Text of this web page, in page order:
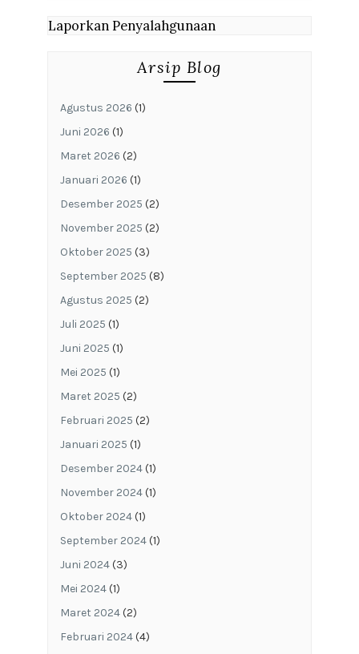
Laporkan Penyalahgunaan
Arsip Blog
Agustus 2026 (1)
Juni 2026 (1)
Maret 2026 (2)
Januari 2026 (1)
Desember 2025 (2)
November 2025 (2)
Oktober 2025 (3)
September 2025 (8)
Agustus 2025 (2)
Juli 2025 (1)
Juni 2025 (1)
Mei 2025 (1)
Maret 2025 (2)
Februari 2025 (2)
Januari 2025 (1)
Desember 2024(1)
November 2024(1)
Oktober 2024(1)
September 2024(1)
Juni 2024(3)
Mei 2024(1)
Maret 2024(2)
Februari 2024(4)